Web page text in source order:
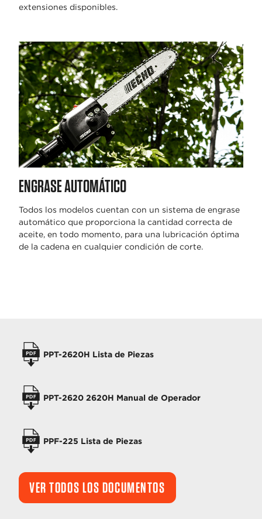
extensiones disponibles.
ENGRASE AUTOMÁTICO
Todos los modelos cuentan con un sistema de engrase
automático que proporciona la cantidad correcta de
aceite, en todo momento, para una lubricación óptima
de la cadena en cualquier condición de corte.
MANUALESPPT-2620H Lista de Piezas
PPT-2620 2620H Manual de Operador
PPF-225 Lista de Piezas
VER TODOS LOS DOCUMENTOS